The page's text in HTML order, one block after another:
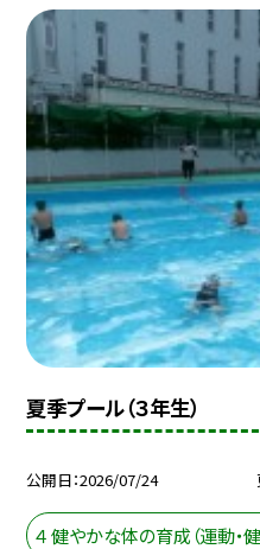
夏季プール（３年生）
公開日 2026/07/24
４ 健やかな体の育成（運動・